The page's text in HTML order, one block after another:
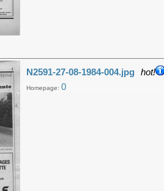
N2591-27-08-1984-004.jpg hot!
Homepage: 0